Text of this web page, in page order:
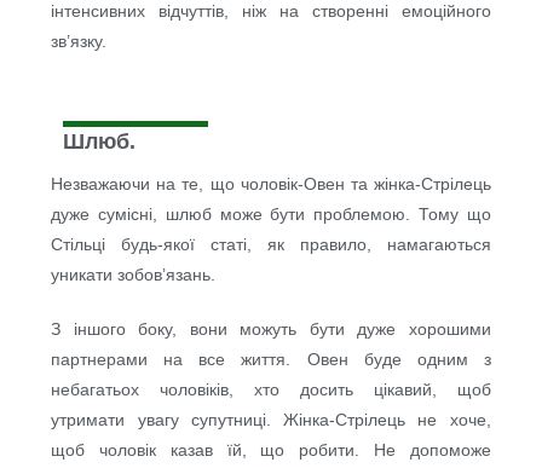
інтенсивних відчуттів, ніж на створенні емоційного
зв’язку.
Шлюб.
Незважаючи на те, що чоловік-Овен та жінка-Стрілець
дуже сумісні, шлюб може бути проблемою. Тому що
Стільці будь-якої статі, як правило, намагаються
уникати зобов’язань.
З іншого боку, вони можуть бути дуже хорошими
партнерами на все життя. Овен буде одним з
небагатьох чоловіків, хто досить цікавий, щоб
утримати увагу супутниці. Жінка-Стрілець не хоче,
щоб чоловік казав їй, що робити. Не допоможе